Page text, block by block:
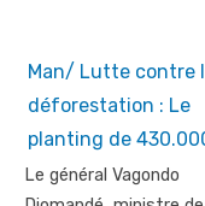
Man/ Lutte contre
déforestation : Le
planting de
Le général Vagondo